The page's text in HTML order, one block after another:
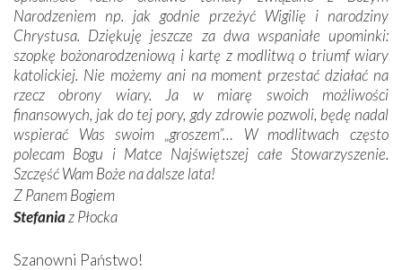
Narodzeniem np. jak godnie przeżyć Wigilię i narodziny
Chrystusa. Dziękuję jeszcze za dwa wspaniałe upominki:
szopkę bożonarodzeniową i kartę z modlitwą o triumf wiary
katolickiej. Nie możemy ani na moment przestać działać na
rzecz obrony wiary. Ja w miarę swoich możliwości
finansowych, jak do tej pory, gdy zdrowie pozwoli, będę nadal
wspierać Was swoim „groszem”… W modlitwach często
polecam Bogu i Matce Najświętszej całe Stowarzyszenie.
Szczęść Wam Boże na dalsze lata!
Z Panem Bogiem
Stefaniaz Płocka
Szanowni Państwo!